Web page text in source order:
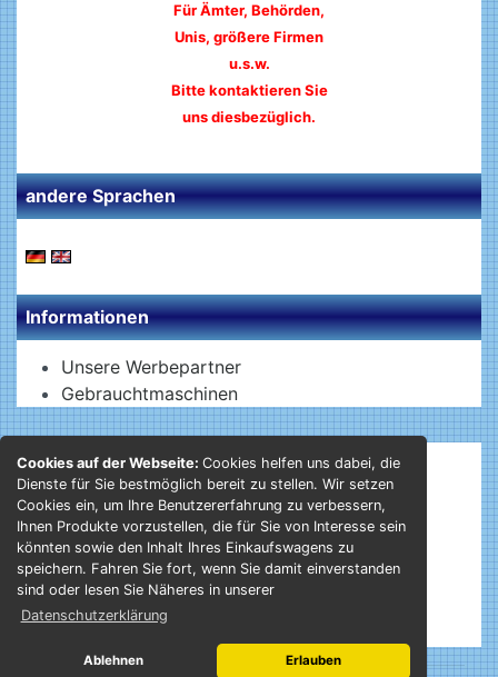
Cookies auf der Webseite:Cookies helfen uns dabei, die
Dienste für Sie bestmöglich bereit zu stellen. Wir setzen
Cookies ein, um Ihre Benutzererfahrung zu verbessern,
Ihnen Produkte vorzustellen, die für Sie von Interesse sein
könnten sowie den Inhalt Ihres Einkaufswagens zu
speichern. Fahren Sie fort, wenn Sie damit einverstanden
sind oder lesen Sie Näheres in unserer
Datenschutzerklärung
Ablehnen Erlauben
Für Ämter, Behörden,
Unis, größere Firmen
u.s.w.
Bitte kontaktieren Sie
uns diesbezüglich.
andere Sprachen
Informationen
Unsere Werbepartner
Gebrauchtmaschinen
Mehr über...
Liefer- und Versandkosten
Privatsphäre und Datenschutz
Unsere AGB
Impressum
Kontakt